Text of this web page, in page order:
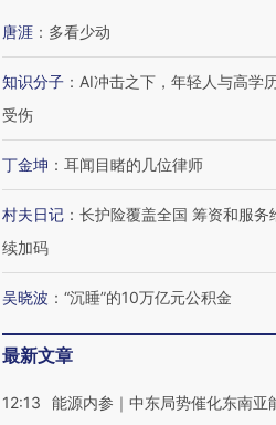
走进第四届链博
智科技“链”接产
唐涯 ： 多看少动
知识分子 ： AI冲击之下，年轻人与高学
受伤
丁金坤 ： 耳闻目睹的几位律师
村夫日记 ： 长护险覆盖全国 筹资和服务
续加码
吴晓波 ： “沉睡”的10万亿元公积金
最新文章
12:13
能源内参｜中东局势催化东南亚